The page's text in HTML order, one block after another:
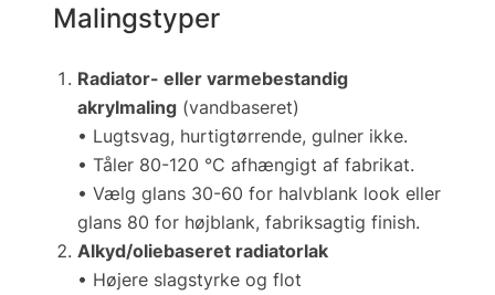
Malingstyper
Radiator- eller varmebestandig
akrylmaling (vandbaseret)
• Lugtsvag, hurtigtørrende, gulner ikke.
• Tåler 80-120 °C afhængigt af fabrikat.
• Vælg glans 30-60 for halvblank look eller
glans 80 for højblank, fabriksagtig finish.
Alkyd/olie­baseret radiatorlak
• Højere slagstyrke og flot